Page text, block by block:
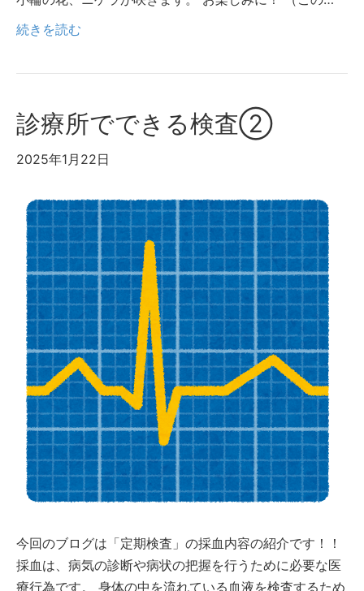
続きを読む
診療所でできる検査②
2025年1月22日
今回のブログは「定期検査」の採血内容の紹介です！！
採血は、病気の診断や病状の把握を行うために必要な医
療行為です。 身体の中を流れている血液を検査するため